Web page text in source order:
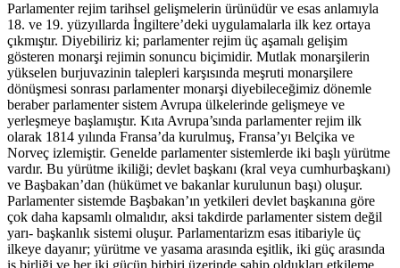
Parlamenter rejim tarihsel gelişmelerin ürünüdür ve esas anlamıyla
18. ve 19. yüzyıllarda İngiltere’deki uygulamalarla ilk kez ortaya
çıkmıştır. Diyebiliriz ki; parlamenter rejim üç aşamalı gelişim
gösteren monarşi rejimin sonuncu biçimidir. Mutlak monarşilerin
yükselen burjuvazinin talepleri karşısında meşruti monarşilere
dönüşmesi sonrası parlamenter monarşi diyebileceğimiz dönemle
beraber parlamenter sistem Avrupa ülkelerinde gelişmeye ve
yerleşmeye başlamıştır. Kıta Avrupa’sında parlamenter rejim ilk
olarak 1814 yılında Fransa’da kurulmuş, Fransa’yı Belçika ve
Norveç izlemiştir. Genelde parlamenter sistemlerde iki başlı yürütme
vardır. Bu yürütme ikiliği; devlet başkanı (kral veya cumhurbaşkanı)
ve Başbakan’dan (hükümet ve bakanlar kurulunun başı) oluşur.
Parlamenter sistemde Başbakan’ın yetkileri devlet başkanına göre
çok daha kapsamlı olmalıdır, aksi takdirde parlamenter sistem değil
yarı- başkanlık sistemi oluşur. Parlamentarizm esas itibariyle üç
ilkeye dayanır; yürütme ve yasama arasında eşitlik, iki güç arasında